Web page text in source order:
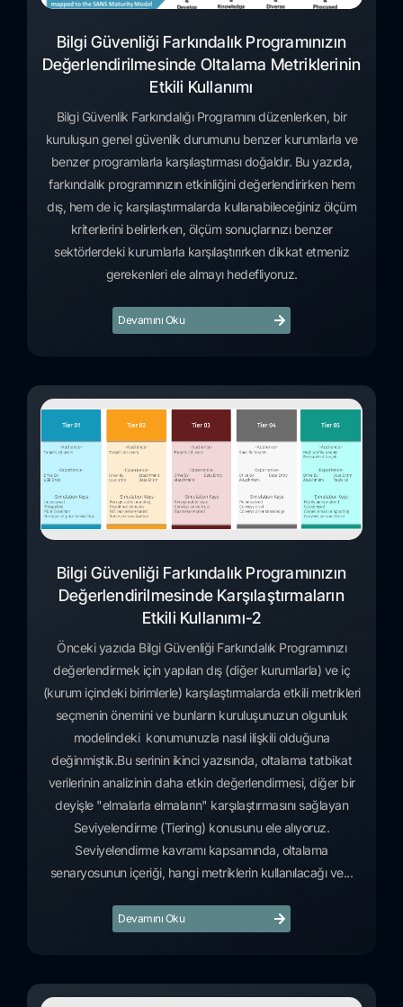
Bilgi Güvenliği Farkındalık Programınızın
Değerlendirilmesinde Oltalama Metriklerinin
Etkili Kullanımı
Bilgi Güvenlik Farkındalığı Programını düzenlerken, bir
kuruluşun genel güvenlik durumunu benzer kurumlarla ve
benzer programlarla karşılaştırması doğaldır. Bu yazıda,
farkındalık programınızın etkinliğini değerlendirirken hem
dış, hem de iç karşılaştırmalarda kullanabileceğiniz ölçüm
kriterlerini belirlerken, ölçüm sonuçlarınızı benzer
sektörlerdeki kurumlarla karşılaştırırken dikkat etmeniz
gerekenleri ele almayı hedefliyoruz.
Devamını Oku
Bilgi Güvenliği Farkındalık Programınızın
Değerlendirilmesinde Karşılaştırmaların
Etkili Kullanımı-2
Önceki yazıda Bilgi Güvenliği Farkındalık Programınızı
değerlendirmek için yapılan dış (diğer kurumlarla) ve iç
(kurum içindeki birimlerle) karşılaştırmalarda etkili metrikleri
seçmenin önemini ve bunların kuruluşunuzun olgunluk
modelindeki konumunuzla nasıl ilişkili olduğuna
değinmiştik.Bu serinin ikinci yazısında, oltalama tatbikat
verilerinin analizinin daha etkin değerlendirmesi, diğer bir
deyişle "elmalarla elmaların" karşılaştırmasını sağlayan
Seviyelendirme (Tiering) konusunu ele alıyoruz.
Seviyelendirme kavramı kapsamında, oltalama
senaryosunun içeriği, hangi metriklerin kullanılacağı ve...
Devamını Oku